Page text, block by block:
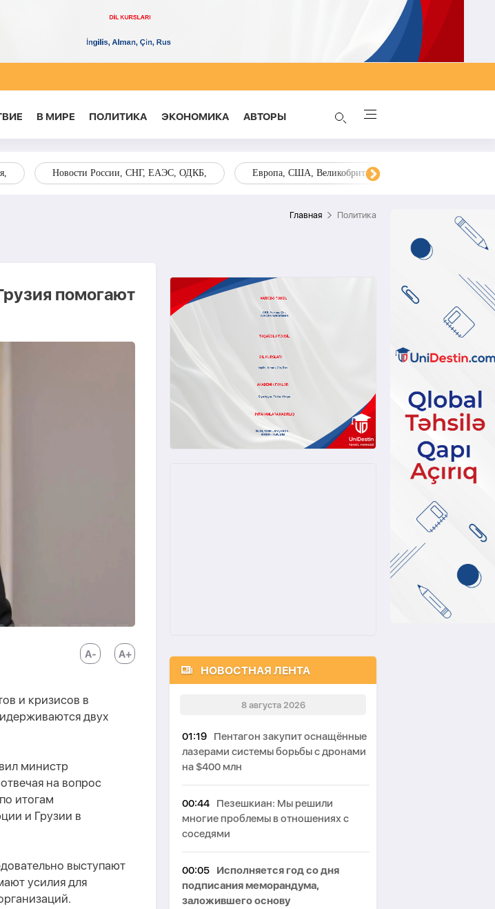
В МИРЕ ПОЛИТИКА ЭКОНОМИКА AВТОРЫ
Новости России, СНГ, ЕАЭС, ОДКБ, Европа, США, Великобритания, Украина, Запад,
Главная Политика
помогают
и кризисов в
двух
министр
на вопрос
итогам
и Грузии в
выступают
усилия для
НОВОСТНАЯ ЛЕНТА
8 августа 2026
01:19
Пентагон закупит оснащённые
лазерами системы борьбы с дронами
на $400 млн
00:44
Пезешкиан: Мы решили
многие проблемы в отношениях с
соседями
00:05
Исполняется год со дня
подписания меморандума,
заложившего основу